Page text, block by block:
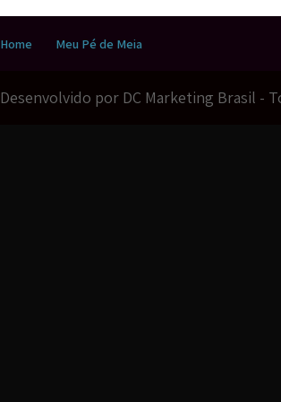
Home Meu Pé de Meia
Desenvolvido por DC Marketing Brasil -